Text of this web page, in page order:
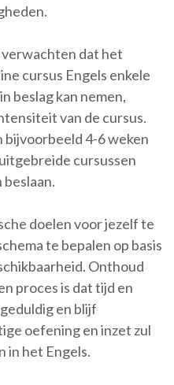
verwachten dat het
cursus Engels enkele
beslag kan nemen,
van de cursus.
bijvoorbeeld 4-6 weken
cursussen
doelen voor jezelf te
te bepalen op basis
Onthoud
proces is dat tijd en
en blijf
oefening en inzet zul
in het Engels.